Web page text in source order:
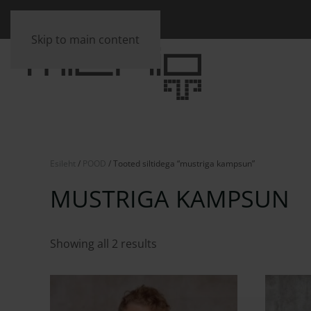
Skip to main content
Esileht / / Tooted siltidega “mustriga kampsun”
MUSTRIGA KAMPSUN
Showing all 2 results